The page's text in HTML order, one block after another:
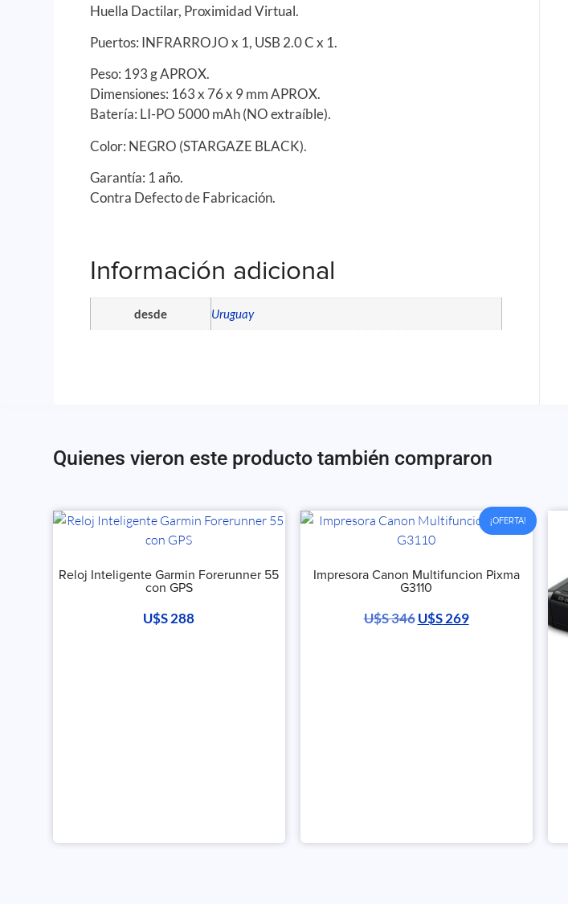
Huella Dactilar, Proximidad Virtual.
Puertos: INFRARROJO x 1, USB 2.0 C x 1.
Peso: 193 g APROX.
Dimensiones: 163 x 76 x 9 mm APROX.
Batería: LI-PO 5000 mAh (NO extraíble).
Color: NEGRO (STARGAZE BLACK).
Garantía: 1 año.
Contra Defecto de Fabricación.
Información adicional
desde Uruguay
Quienes vieron este producto también compraron
Reloj Inteligente Garmin Forerunner 55
con GPS
U$S288
¡OFERTA!
Impresora Canon Multifuncion Pixma
G3110
U$S346 U$S269